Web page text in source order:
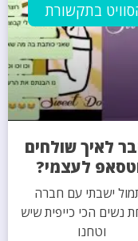
בתקשורת
לאיך שולחים
לעצמי?
ישבתי עם חברה
נשים הכי כייפית שיש
וטחנו